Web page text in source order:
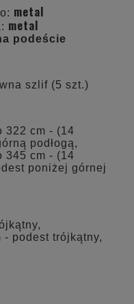
metal
metal
podeście
szlif (5 szt.)
322 cm - (14
podłogą,
345 cm - (14
poniżej górnej
- podest trójkątny,